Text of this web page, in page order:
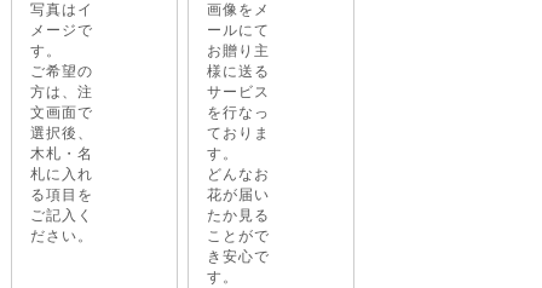
写真はイ
メージで
す。
ご希望の
方は、注
文画面で
選択後、
木札・名
札に入れ
る項目を
ご記入く
ださい。
画像をメ
ールにて
お贈り主
様に送る
サービス
を行なっ
ておりま
す。
どんなお
花が届い
たか見る
ことがで
き安心で
す。